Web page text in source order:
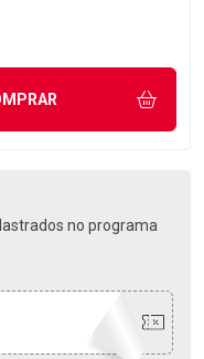
UMA UNIDADE
no programa